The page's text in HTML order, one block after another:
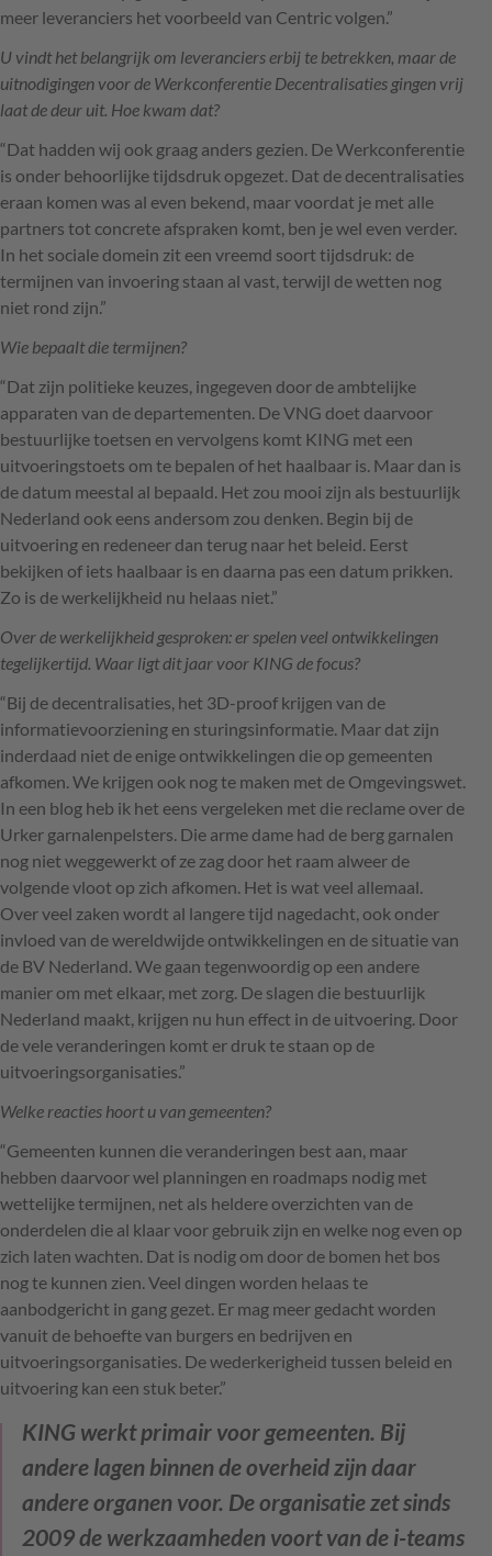
meer leveranciers het voorbeeld van Centric volgen.”
U vindt het belangrijk om leveranciers erbij te betrekken, maar de
uitnodigingen voor de Werkconferentie Decentralisaties gingen vrij
laat de deur uit. Hoe kwam dat?
“Dat hadden wij ook graag anders gezien. De Werkconferentie
is onder behoorlijke tijdsdruk opgezet. Dat de decentralisaties
eraan komen was al even bekend, maar voordat je met alle
partners tot concrete afspraken komt, ben je wel even verder.
In het sociale domein zit een vreemd soort tijdsdruk: de
termijnen van invoering staan al vast, terwijl de wetten nog
niet rond zijn.”
Wie bepaalt die termijnen?
“Dat zijn politieke keuzes, ingegeven door de ambtelijke
apparaten van de departementen. DeVNG doet daarvoor
bestuurlijke toetsen en vervolgens komt KING met een
uitvoeringstoets om te bepalen of het haalbaar is. Maar dan is
de datum meestal al bepaald. Het zou mooi zijn als bestuurlijk
Nederland ook eens andersom zou denken. Begin bij de
uitvoering en redeneer dan terug naar het beleid. Eerst
bekijken of iets haalbaar is en daarna pas een datum prikken.
Zo is de werkelijkheid nu helaas niet.”
Over de werkelijkheid gesproken: er spelen veel ontwikkelingen
tegelijkertijd. Waar ligt dit jaar voor KING de focus?
“Bij de decentralisaties, het 3D-proof krijgen van de
informatievoorziening en sturingsinformatie. Maar dat zijn
inderdaad niet de enige ontwikkelingen die op gemeenten
afkomen. We krijgen ook nog te maken met de Omgevingswet.
In een blog heb ik het eens vergeleken met die reclame over de
Urker garnalenpelsters. Die arme dame had de berg garnalen
nog niet weggewerkt of ze zag door het raam alweer de
volgende vloot op zich afkomen. Het is wat veel allemaal.
Over veel zaken wordt al langere tijd nagedacht, ook onder
invloed van de wereldwijde ontwikkelingen en de situatie van
de BV Nederland. We gaan tegenwoordig op een andere
manier om met elkaar, met zorg. De slagen die bestuurlijk
Nederland maakt, krijgen nu hun effect in de uitvoering. Door
de vele veranderingen komt er druk te staan op de
uitvoeringsorganisaties.”
Welke reacties hoort u van gemeenten?
“Gemeenten kunnen die veranderingen best aan, maar
hebben daarvoor wel planningen en roadmaps nodig met
wettelijke termijnen, net als heldere overzichten van de
onderdelen die al klaar voor gebruik zijn en welke nog even op
zich laten wachten. Dat is nodig om door de bomen het bos
nog te kunnen zien. Veel dingen worden helaas te
aanbodgericht in gang gezet. Er mag meer gedacht worden
vanuit de behoefte van burgers en bedrijven en
uitvoeringsorganisaties. De wederkerigheid tussen beleid en
uitvoering kan een stuk beter.”
KING werkt primair voor gemeenten. Bij
andere lagen binnen de overheid zijn daar
andere organen voor. De organisatie zet sinds
2009 de werkzaamheden voort van de i-teams